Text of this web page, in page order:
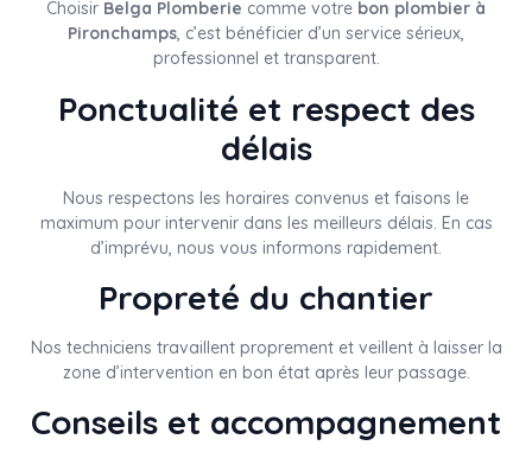
Choisir Belga Plomberie comme votre bon plombier à
Pironchamps, c’est bénéficier d’un service sérieux,
professionnel et transparent.
Ponctualité et respect des
délais
Nous respectons les horaires convenus et faisons le
maximum pour intervenir dans les meilleurs délais. En cas
d’imprévu, nous vous informons rapidement.
Propreté du chantier
Nos techniciens travaillent proprement et veillent à laisser la
zone d’intervention en bon état après leur passage.
Conseils et accompagnement